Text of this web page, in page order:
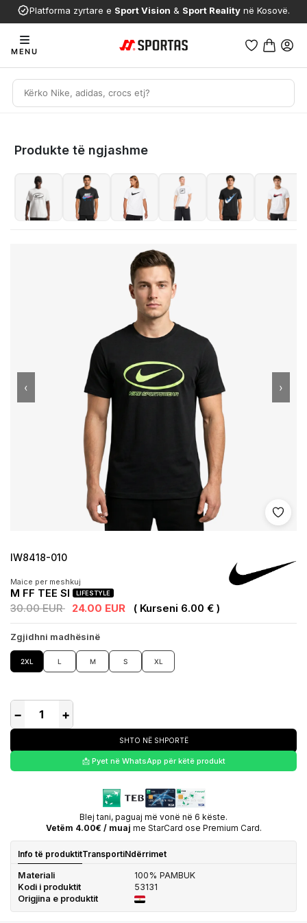
Platforma zyrtare e Sport Vision & Sport Reality në Kosovë.
MENU
Produkte të ngjashme
Shto
‹ ›
IW8418-010
Maice per meshkuj
M FF TEE SI LIFESTYLE
30.00 EUR 24.00 EUR ( Kurseni 6.00 € )
Zgjidhni madhësinë
2XL L M S XL
− +
SHTO NË SHPORTË
📩 Pyet në WhatsApp për këtë produkt
Blej tani, paguaj më vonë në 6 këste.
Vetëm 4.00€ / muaj me StarCard ose Premium Card.
Info të produktitTransportiNdërrimet
Materiali
100% PAMBUK
Kodi i produktit
53131
Origjina e produktit